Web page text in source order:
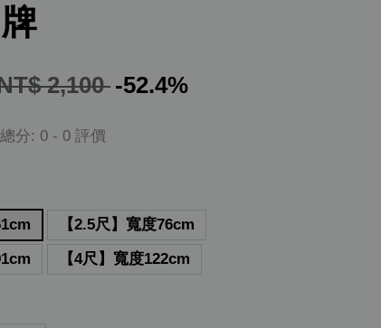
2,100 -52.4%
總分: 0 - 0 評價
【2.5尺】寬度76cm
【4尺】寬度122cm